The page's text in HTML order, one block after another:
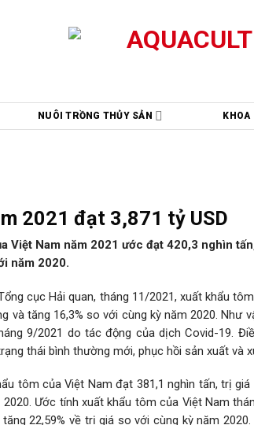
NUÔI TRỒNG THỦY SẢN KHOA
2021 đạt 3,871 tỷ USD
Việt Nam năm 2021 ước đạt 420,3 nghìn
năm 2020.
cục Hải quan, tháng 11/2021, xuất khẩu
và tăng 16,3% so với cùng kỳ năm 2020. Như
9/2021 do tác động của dịch Covid-19.
thái bình thường mới, phục hồi sản xuất và
tôm của Việt Nam đạt 381,1 nghìn tấn, trị giá
Ước tính xuất khẩu tôm của Việt Nam
tăng 22,59% về trị giá so với cùng kỳ năm